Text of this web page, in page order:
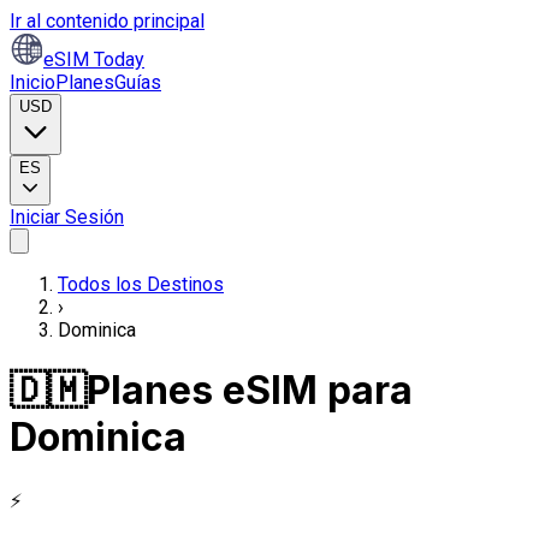
Ir al contenido principal
eSIM Today
InicioPlanesGuías
USD
ES
Iniciar Sesión
Todos los Destinos
›
Dominica
🇩🇲Planes eSIM para
Dominica
⚡